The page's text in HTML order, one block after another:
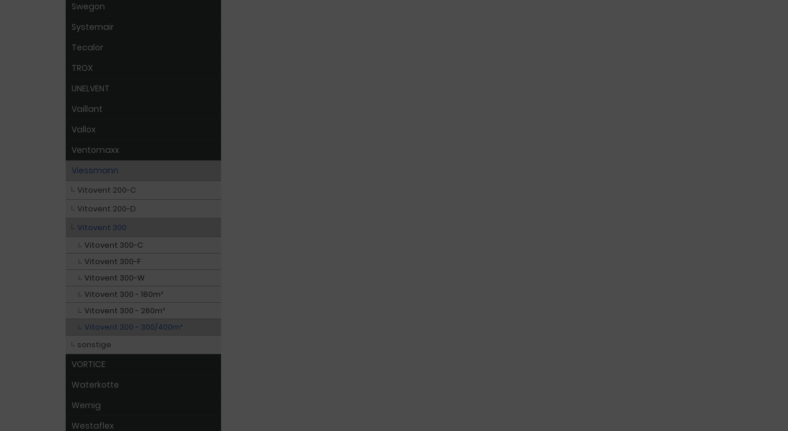
Swegon
Systemair
Tecalor
TROX
UNELVENT
Vaillant
Vallox
Ventomaxx
Viessmann
Vitovent 200-C
Vitovent 200-D
Vitovent 300
Vitovent 300-C
Vitovent 300-F
Vitovent 300-W
Vitovent 300 - 180m³
Vitovent 300 - 260m³
Vitovent 300 - 300/400m³
sonstige
VORTICE
Waterkotte
Wernig
Westaflex